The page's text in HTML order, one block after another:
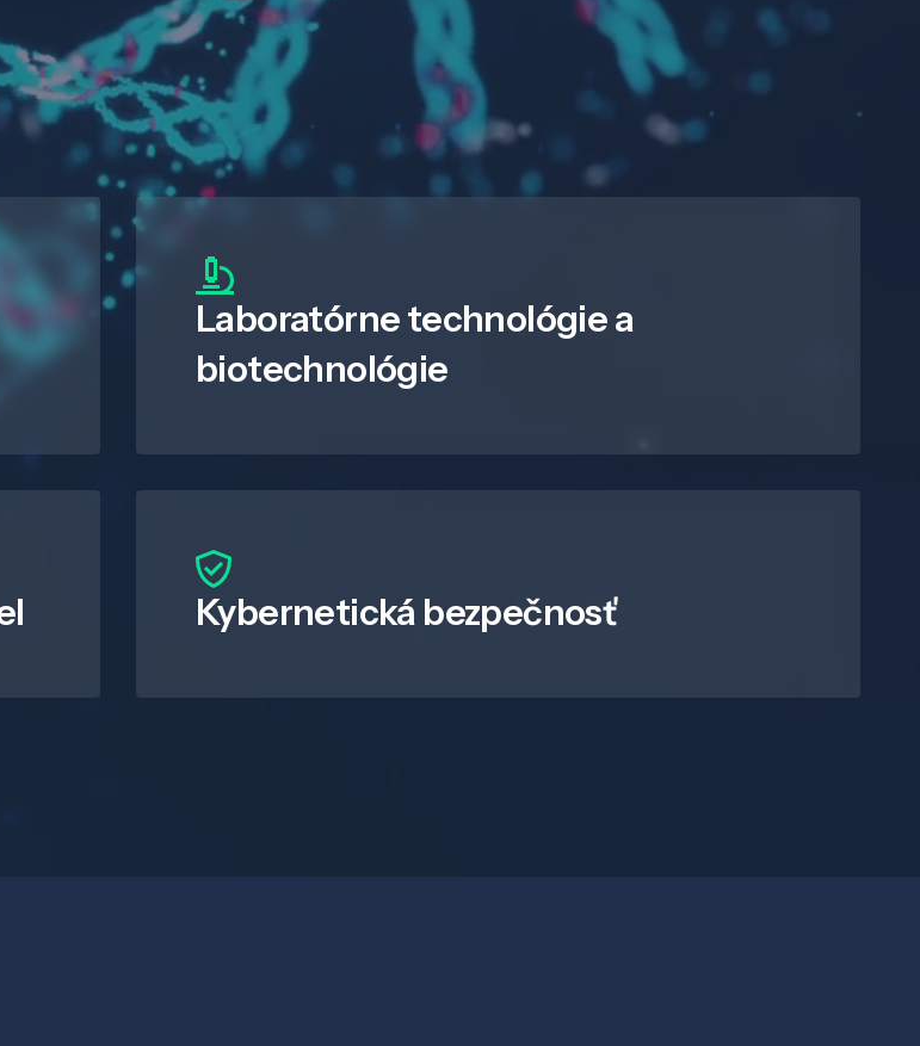
Laboratórne technológie a
biotechnológie
Kybernetická bezpečnosť